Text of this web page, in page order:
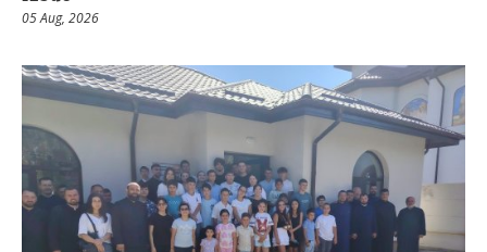
05 Aug, 2026